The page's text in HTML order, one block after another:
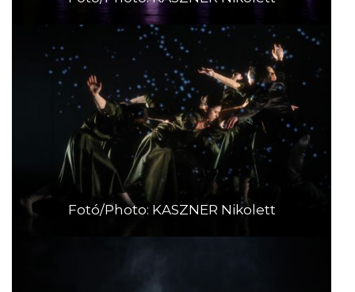
Fotó/Photo: KASZNER Nikolett